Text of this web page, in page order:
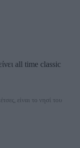
all time classic
είναι το νησί του